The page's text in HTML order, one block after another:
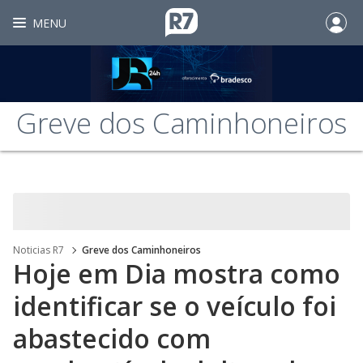
MENU
Greve dos Caminhoneiros
Noticias R7 Greve dos Caminhoneiros
Hoje em Dia mostra como
identificar se o veículo foi
abastecido com